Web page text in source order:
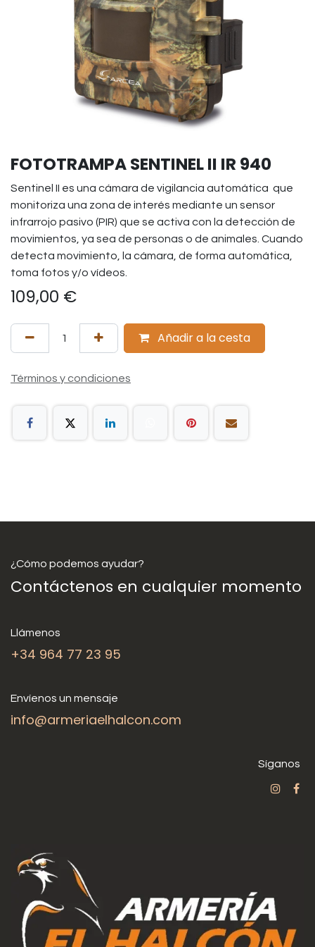
FOTOTRAMPA SENTINEL II IR 940
Sentinel II es una cámara de vigilancia automática que
monitoriza una zona de interés mediante un sensor
infrarrojo pasivo (PIR) que se activa con la detección de
movimientos, ya sea de personas o de animales. Cuando
detecta movimiento, la cámara, de forma automática,
toma fotos y/o vídeos.
109,00 €
Añadir a la cesta
Términos y condiciones
¿Cómo podemos ayudar?
Contáctenos en cualquier momento
Llámenos
+34 964 77 23 95
Envíenos un mensaje
info@armeriaelhalcon.com
Síganos